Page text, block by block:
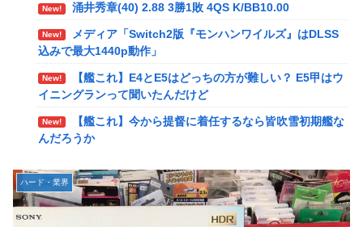
New!
メディア「Switch2版『モンハンワイルズ』はDLSS
込みで最大1440p動作」
New!
【艦これ】E4とE5はどっちの方が難しい？ E5甲はウ
イニングランって聞いたんだけど
New!
【艦これ】今から提督に着任するなら皆吹雪初期艦な
んだろうか
New! 中西悠理アナ 袖口からインナーチラ見え！！
New!
【ポケモンGO】リモート交換って 大半が交換レート
合わせない奴多くね？
New! 涌井秀章(40) 2.88 3勝1敗 4QS K/BB10.00
New!
メディア「Switch2版『モンハンワイルズ』はDLSS
込みで最大1440p動作」
New!
【艦これ】E4とE5はどっちの方が難しい？ E5甲はウ
イニングランって聞いたんだけど
New!
【艦これ】今から提督に着任するなら皆吹雪初期艦な
んだろうか
New!
【速報】専門家「イオンモール熊本の爆心地に”こん
なもの”があったんだけど…」
ハード・業界